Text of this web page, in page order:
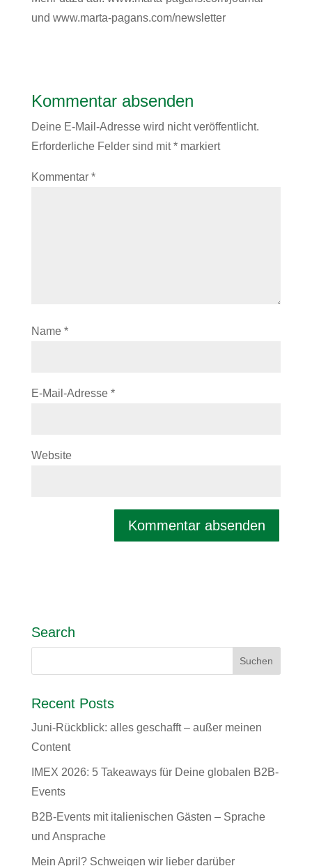
und www.marta-pagans.com/newsletter
Kommentar absenden
Deine E-Mail-Adresse wird nicht veröffentlicht.
Erforderliche Felder sind mit*markiert
Kommentar *
Name *
E-Mail-Adresse *
Website
Search
Recent Posts
Juni-Rückblick: alles geschafft – außer meinen
Content
IMEX 2026: 5 Takeaways für Deine globalen B2B-
Events
B2B-Events mit italienischen Gästen – Sprache
und Ansprache
Mein April? Schweigen wir lieber darüber